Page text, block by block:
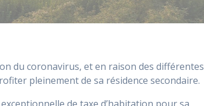
du coronavirus, et en raison des différentes
pleinement de sa résidence secondaire.